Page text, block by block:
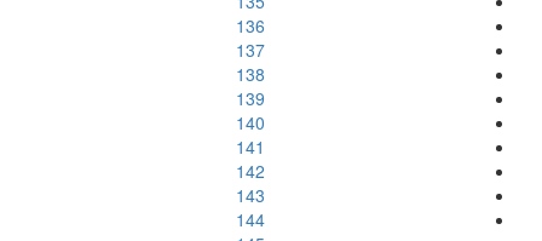
136
137
138
139
140
141
142
143
144